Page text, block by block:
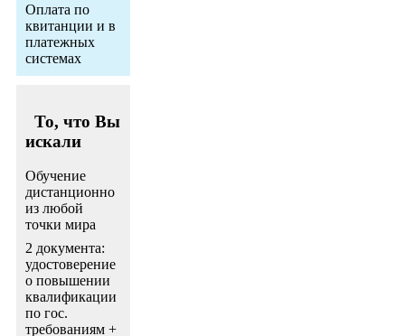
Оплата по
квитанции и в
платежных
системах
То, что Вы
искали
Обучение
дистанционно
из любой
точки мира
2 документа:
удостоверение
о повышении
квалификации
по гос.
требованиям +